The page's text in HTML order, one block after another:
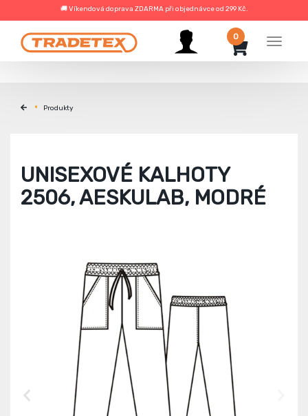
🚚 Víkendová doprava ZDARMA při objednávce od 299 Kč.
Menu
0
Produkty
UNISEXOVÉ KALHOTY
2506, AESKULAB, MODRÉ